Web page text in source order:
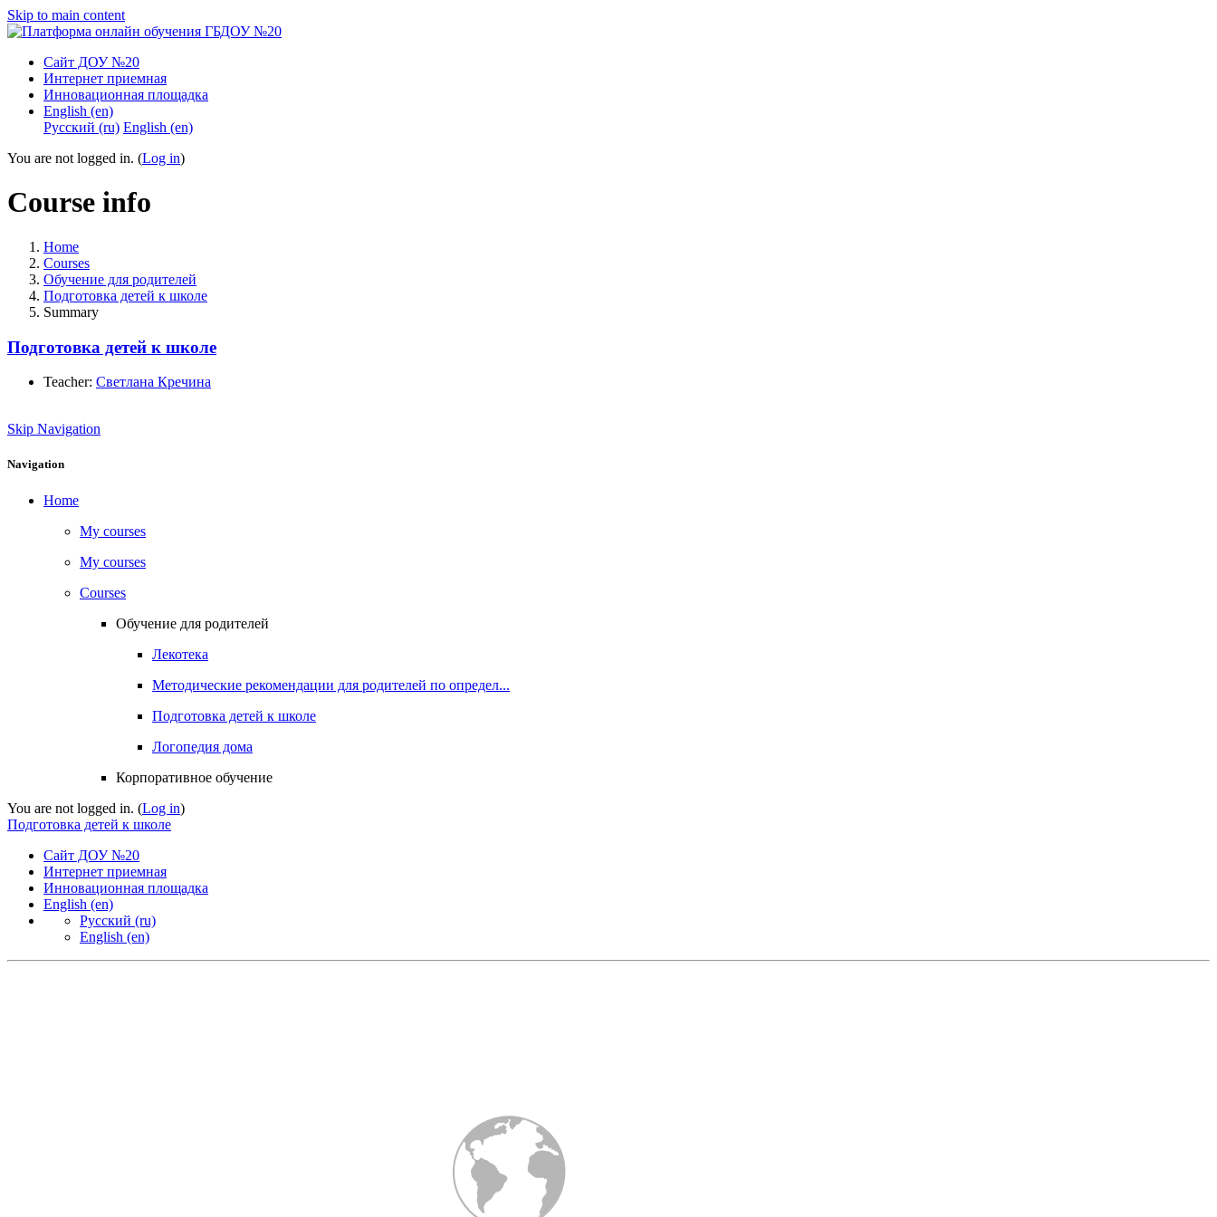
Skip to main content
Сайт ДОУ №20
Интернет приемная
Инновационная площадка
English ‎(en)‎
Русский ‎(ru)‎ English ‎(en)‎
You are not logged in. (Log in)
Course info
Home
Courses
Обучение для родителей
Подготовка детей к школе
Summary
Подготовка детей к школе
Teacher: Светлана Кречина
Skip Navigation
Navigation
Home
My courses
My courses
Courses
Обучение для родителей
Лекотека
Методические рекомендации для родителей по определ...
Подготовка детей к школе
Логопедия дома
Корпоративное обучение
You are not logged in. (Log in)
Подготовка детей к школе
Сайт ДОУ №20
Интернет приемная
Инновационная площадка
English ‎(en)‎
Русский ‎(ru)‎
English ‎(en)‎